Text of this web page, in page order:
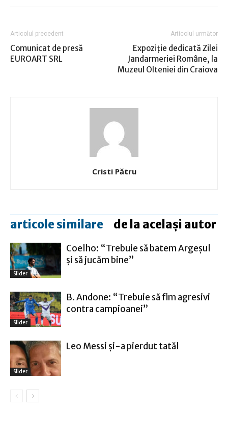
Articolul precedent
Comunicat de presă
EUROART SRL
Articolul următor
Expoziţie dedicată Zilei
Jandarmeriei Române, la
Muzeul Olteniei din Craiova
Cristi Pătru
articole similare de la același autor
Slider
Coelho: “Trebuie să batem Argeşul
şi să jucăm bine”
Slider
B. Andone: “Trebuie să fim agresivi
contra campioanei”
Slider
Leo Messi şi-a pierdut tatăl